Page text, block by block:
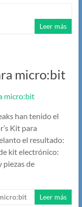
Leer más
micro:bit
han tenido el
Kit para
el resultado:
kit electrónico:
piezas de
Leer más